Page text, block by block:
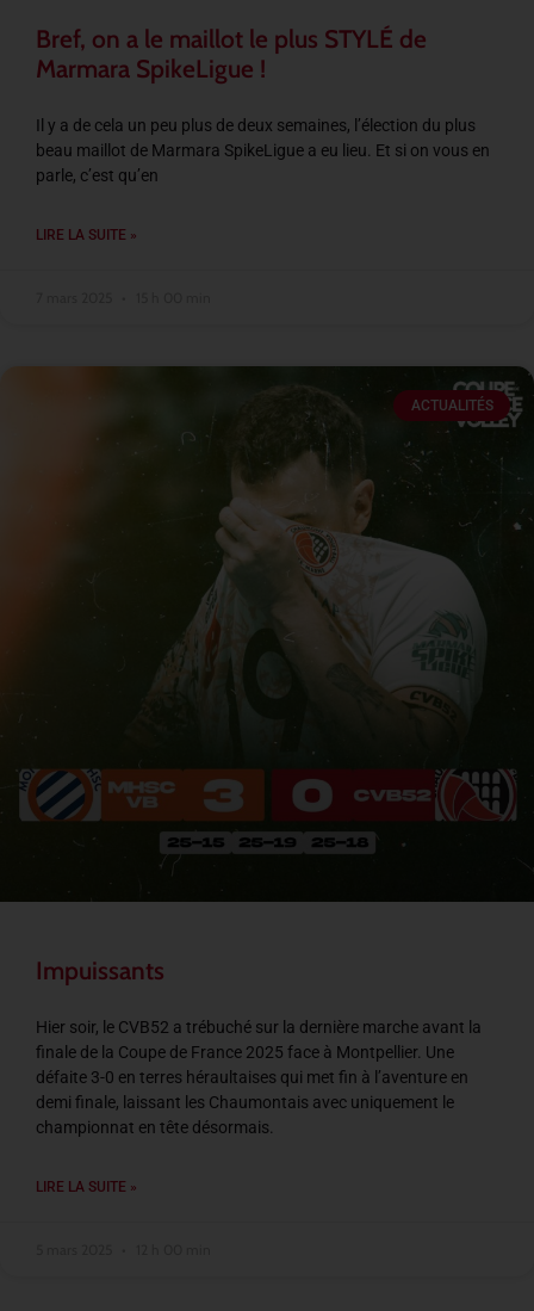
Bref, on a le maillot le plus STYLÉ de
Marmara SpikeLigue !
Il y a de cela un peu plus de deux semaines, l’élection du plus
beau maillot de Marmara SpikeLigue a eu lieu. Et si on vous en
parle, c’est qu’en
LIRE LA SUITE »
ACTUALITÉS
Impuissants
Hier soir, le CVB52 a trébuché sur la dernière marche avant la
finale de la Coupe de France 2025 face à Montpellier. Une
défaite 3-0 en terres héraultaises qui met fin à l’aventure en
demi finale, laissant les Chaumontais avec uniquement le
championnat en tête désormais.
LIRE LA SUITE »